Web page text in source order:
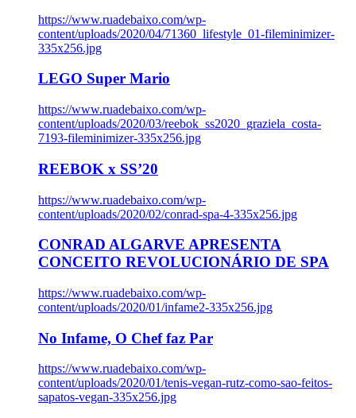
https://www.ruadebaixo.com/wp-
content/uploads/2020/04/71360_lifestyle_01-fileminimizer-
335x256.jpg
LEGO Super Mario
https://www.ruadebaixo.com/wp-
content/uploads/2020/03/reebok_ss2020_graziela_costa-
7193-fileminimizer-335x256.jpg
REEBOK x SS’20
https://www.ruadebaixo.com/wp-
content/uploads/2020/02/conrad-spa-4-335x256.jpg
CONRAD ALGARVE APRESENTA
CONCEITO REVOLUCIONÁRIO DE SPA
https://www.ruadebaixo.com/wp-
content/uploads/2020/01/infame2-335x256.jpg
No Infame, O Chef faz Par
https://www.ruadebaixo.com/wp-
content/uploads/2020/01/tenis-vegan-rutz-como-sao-feitos-
sapatos-vegan-335x256.jpg